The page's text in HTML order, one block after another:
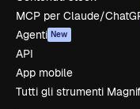
MCP per Claude/
Agenti New
API
App mobile
Tutti gli strumenti